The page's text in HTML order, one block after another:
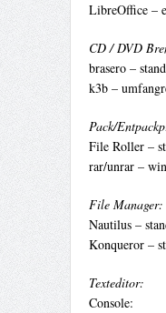
LibreOffice –
CD / DVD
brasero –
k3b –
Pack/
File Roller –
rar/unrar –
File Manager:
Nautilus –
Konqueror –
Texteditor:
Console: